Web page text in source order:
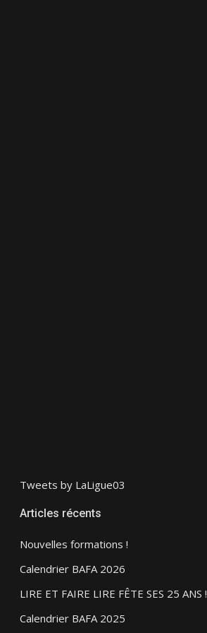
Tweets by LaLigue03
Articles récents
Nouvelles formations !
Calendrier BAFA 2026
LIRE ET FAIRE LIRE FÊTE SES 25 ANS !
Calendrier BAFA 2025